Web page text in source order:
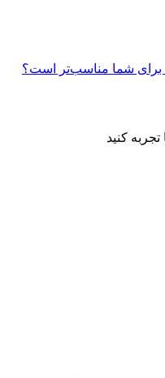
شما مناسب‌تر است؟
کنید